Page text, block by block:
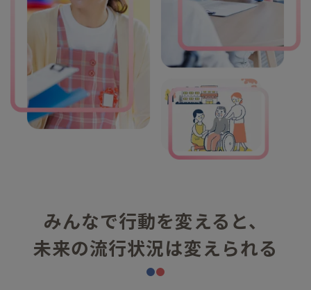
みんなで行動を変えると、
未来の流行状況は変えられる